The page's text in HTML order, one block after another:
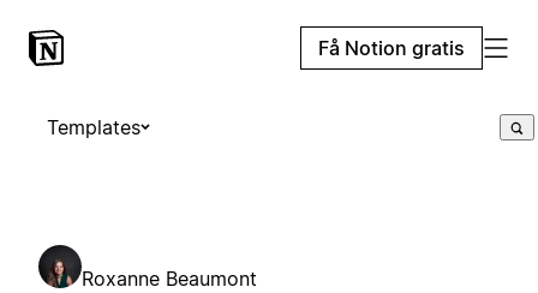
Få Notion gratis
Templates
Roxanne Beaumont